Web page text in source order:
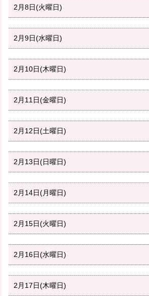
2月8日(火曜日)
2月9日(水曜日)
2月10日(木曜日)
2月11日(金曜日)
2月12日(土曜日)
2月13日(日曜日)
2月14日(月曜日)
2月15日(火曜日)
2月16日(水曜日)
2月17日(木曜日)